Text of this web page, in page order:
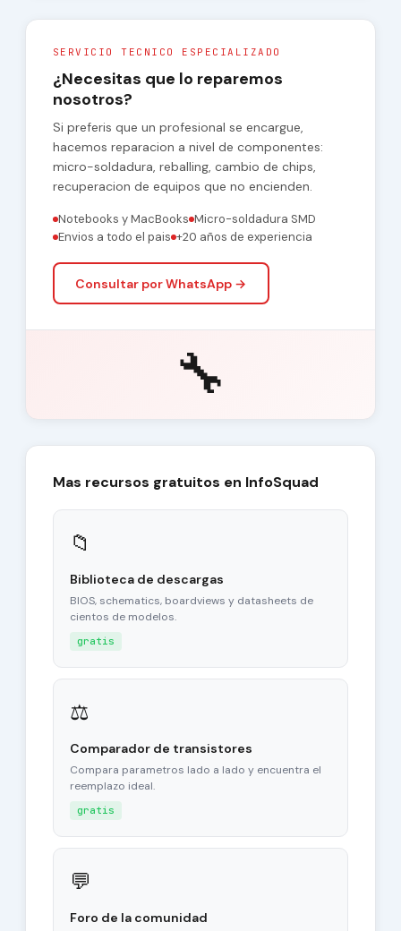
SERVICIO TECNICO ESPECIALIZADO
¿Necesitas que lo reparemos
nosotros?
Si preferis que un profesional se encargue,
hacemos reparacion a nivel de componentes:
micro-soldadura, reballing, cambio de chips,
recuperacion de equipos que no encienden.
Notebooks y MacBooks Micro-soldadura SMD
Envios a todo el pais +20 años de experiencia
Consultar por WhatsApp →
🔧
Mas recursos gratuitos en InfoSquad
📁
Biblioteca de descargas
BIOS, schematics, boardviews y datasheets de
cientos de modelos.
gratis
⚖
Comparador de transistores
Compara parametros lado a lado y encuentra el
reemplazo ideal.
gratis
💬
Foro de la comunidad